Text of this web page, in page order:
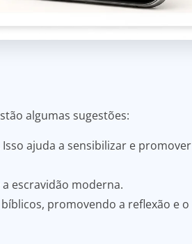
algumas sugestões:
ajuda a sensibilizar e
escravidão moderna.
promovendo a reflexão e o